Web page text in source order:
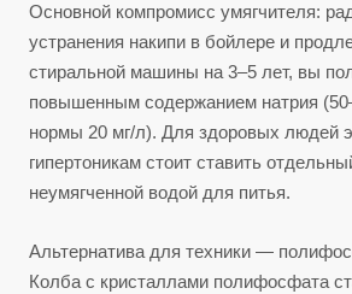
Основной компромисс умягчителя:
устранения накипи в бойлере и
стиральной машины на 3–5 лет, вы
повышенным содержанием натрия
нормы 20 мг/л). Для здоровых людей
гипертоникам стоит ставить
неумягченной водой для питья.
Альтернатива для техники —
Колба с кристаллами полифосфата